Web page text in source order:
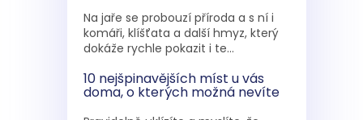
Na jaře se probouzí příroda a s ní i
komáři, klíšťata a další hmyz, který
dokáže rychle pokazit i te...
10 nejšpinavějších míst u vás
doma, o kterých možná nevíte